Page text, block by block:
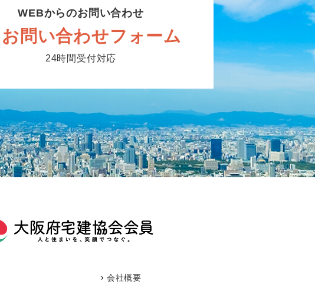
WEBからのお問い合わせ
お問い合わせフォーム
24時間受付対応
会社概要